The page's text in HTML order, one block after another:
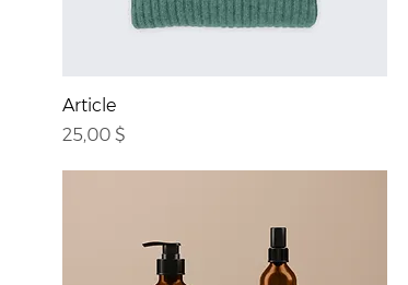
Article
Prix
25,00 $